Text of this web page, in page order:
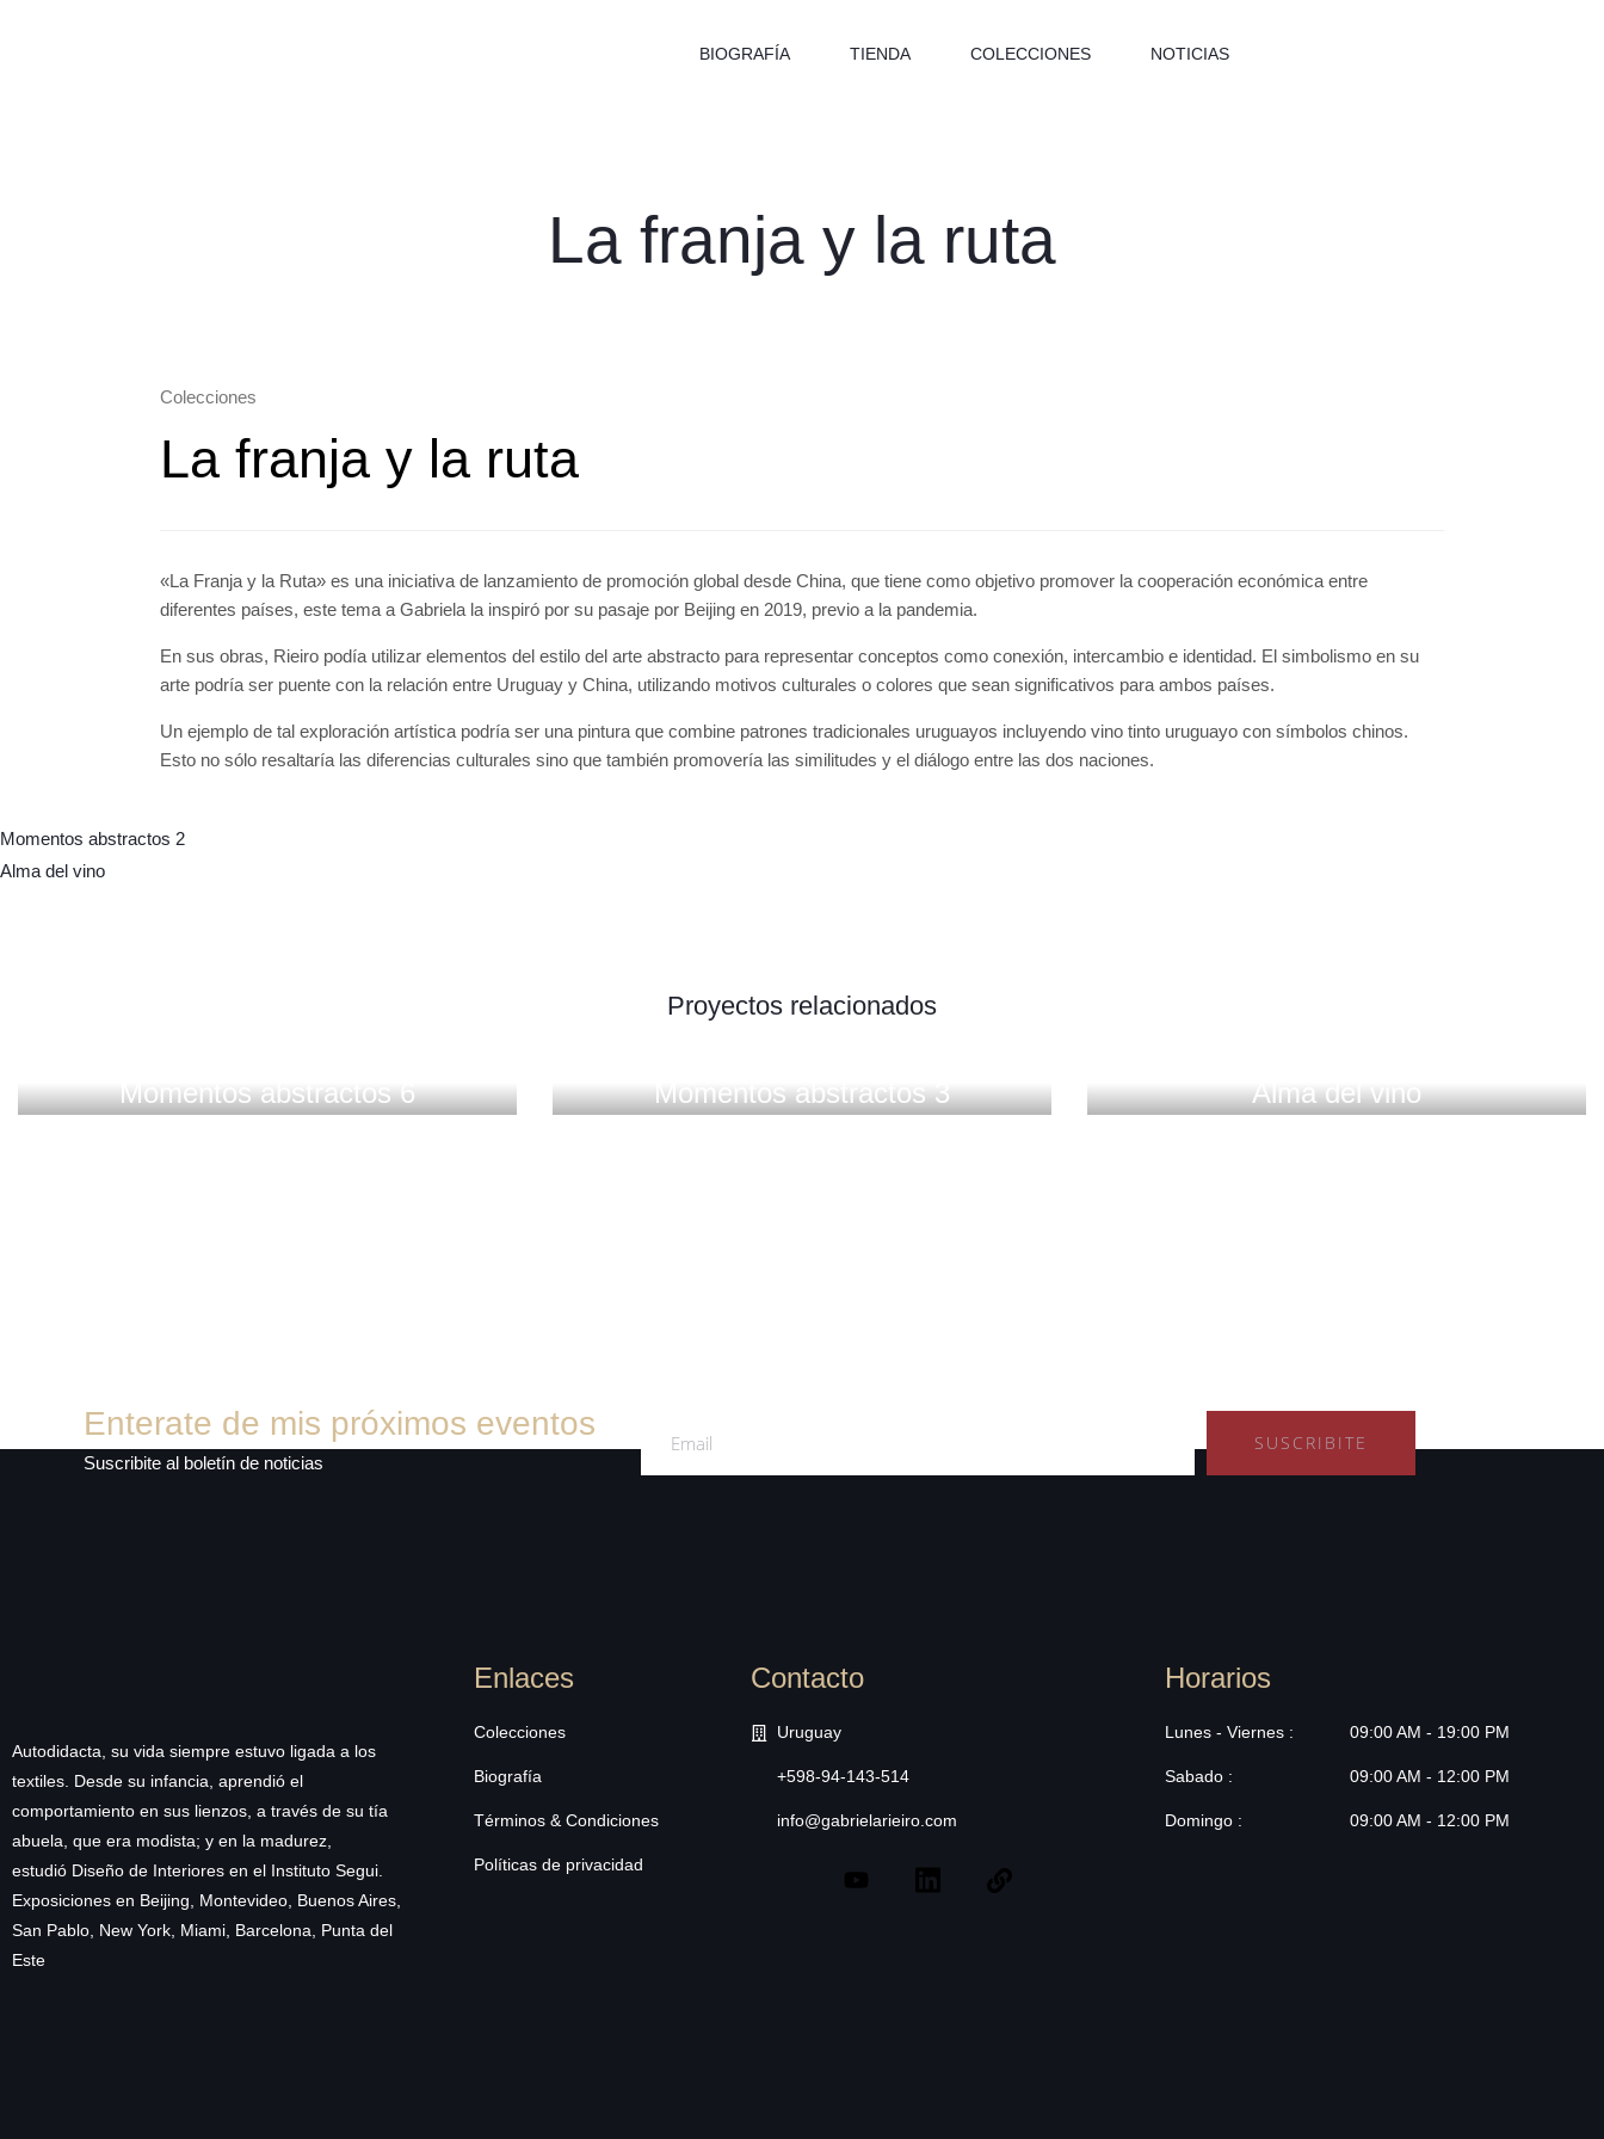
BIOGRAFÍA TIENDA COLECCIONES NOTICIAS
La franja y la ruta
Colecciones
La franja y la ruta
«La Franja y la Ruta» es una iniciativa de lanzamiento de promoción global desde China, que tiene como objetivo promover la cooperación económica entre
diferentes países, este tema a Gabriela la inspiró por su pasaje por Beijing en 2019, previo a la pandemia.
En sus obras, Rieiro podía utilizar elementos del estilo del arte abstracto para representar conceptos como conexión, intercambio e identidad. El simbolismo en su
arte podría ser puente con la relación entre Uruguay y China, utilizando motivos culturales o colores que sean significativos para ambos países.
Un ejemplo de tal exploración artística podría ser una pintura que combine patrones tradicionales uruguayos incluyendo vino tinto uruguayo con símbolos chinos.
Esto no sólo resaltaría las diferencias culturales sino que también promovería las similitudes y el diálogo entre las dos naciones.
Momentos abstractos 2
Alma del vino
Proyectos relacionados
Momentos abstractos 6 Momentos abstractos 3 Alma del vino
Enterate de mis próximos eventos
Suscribite al boletín de noticias
SUSCRIBITE
Autodidacta, su vida siempre estuvo ligada a los
textiles. Desde su infancia, aprendió el
comportamiento en sus lienzos, a través de su tía
abuela, que era modista; y en la madurez,
estudió Diseño de Interiores en el Instituto Segui.
Exposiciones en Beijing, Montevideo, Buenos Aires,
San Pablo, New York, Miami, Barcelona, Punta del
Este
Enlaces
Colecciones
Biografía
Términos & Condiciones
Políticas de privacidad
Contacto
Uruguay
+598-94-143-514
info@gabrielarieiro.com
Horarios
Lunes - Viernes :
Sabado :
Domingo :
09:00 AM - 19:00 PM
09:00 AM - 12:00 PM
09:00 AM - 12:00 PM